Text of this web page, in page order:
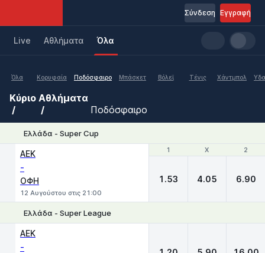
Εγγραφή
Σύνδεση
Live Aθλήματα Όλα
Όλα Κορυφαία Ποδόσφαιρο Μπάσκετ Βόλεϊ Τένις Χάντμπολ
Κύριο Αθλήματα
Ποδόσφαιρο
Ελλάδα - Super Cup
1 X 2
ΑΕΚ
-
ΟΦΗ
12 Αυγούστου στις 21:00
1 X 2
1.53 4.05 6.90
Ελλάδα - Super League
ΑΕΚ
-